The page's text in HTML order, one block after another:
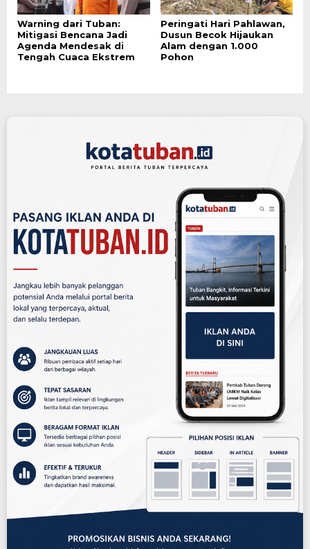
Warning dari Tuban:
Mitigasi Bencana Jadi
Agenda Mendesak di
Tengah Cuaca Ekstrem
Peringati Hari Pahlawan,
Dusun Becok Hijaukan
Alam dengan 1.000
Pohon